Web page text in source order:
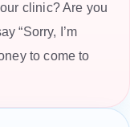
clinic? Are you
“Sorry, I’m
to come to